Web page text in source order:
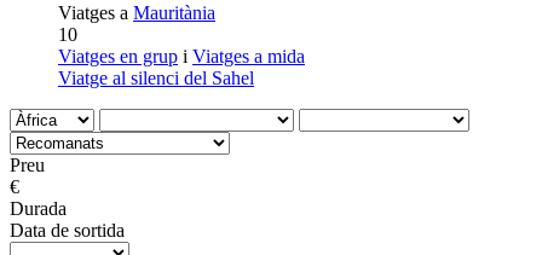
Viatges a Mauritània
10
Viatges en grup i Viatges a mida
Viatge al silenci del Sahel
Preu
€
Durada
Data de sortida